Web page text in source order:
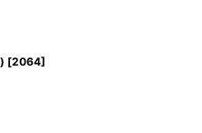
[2064]